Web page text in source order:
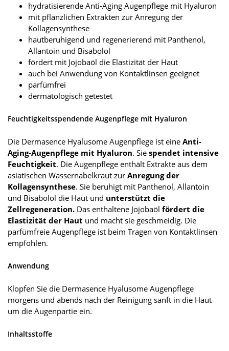
hydratisierende Anti-Aging Augenpflege mit Hyaluron
mit pflanzlichen Extrakten zur Anregung der
Kollagensynthese
hautberuhigend und regenerierend mit Panthenol,
Allantoin und Bisabolol
fördert mit Jojobaöl die Elastizität der Haut
auch bei Anwendung von Kontaktlinsen geeignet
parfümfrei
dermatologisch getestet
Feuchtigkeitsspendende Augenpflege mit Hyaluron
Die Dermasence Hyalusome Augenpflege ist eine Anti-
Aging-Augenpflege mit Hyaluron. Sie spendet intensive
Feuchtigkeit. Die Augenpflege enthält Extrakte aus dem
asiatischen Wassernabelkraut zur Anregung der
Kollagensynthese. Sie beruhigt mit Panthenol, Allantoin
und Bisabolol die Haut und unterstützt die
Zellregeneration. Das enthaltene Jojobaöl fördert die
Elastizität der Haut und macht sie geschmeidig. Die
parfümfreie Augenpflege ist beim Tragen von Kontaktlinsen
empfohlen.
Anwendung
Klopfen Sie die Dermasence Hyalusome Augenpflege
morgens und abends nach der Reinigung sanft in die Haut
um die Augenpartie ein.
Inhaltsstoffe